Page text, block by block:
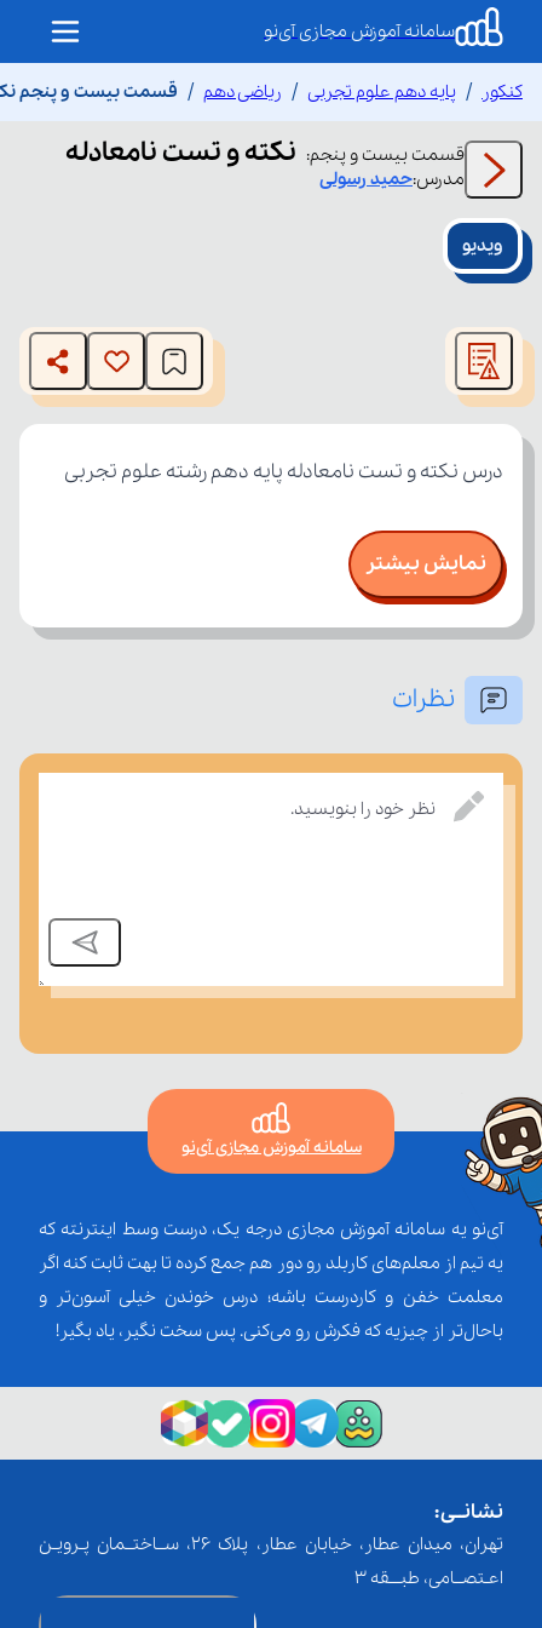
سامانه آموزش مجازی آی‌نو
کنکور پایه دهم علوم تجربی ریاضی دهم قسمت بیست و پنجم
قسمت بیست و پنجم: نکته و تست نامعادله
مدرس:حمید رسولی
ویدیو
modal
window.
The media could not be loaded, either because the server
or network failed or because the format is not supported.
درس نکته و تست نامعادله پایه دهم رشته علوم تجربی
نمایش بیشتر
نظرات
نظر خود را بنویسید.
سامانه آموزش مجازی آی‌نو
آی‌نو یه سامانه آموزش مجازی درجه یک، درست وسط اینترنته که
یه تیم از معلم‌‌های کاربلد رو دور هم جمع کرده تا بهت ثابت کنه اگر
معلمت خفن و کاردرست باشه؛ درس خوندن خیلی آسون‌تر و
باحال‌تر از چیزیه که فکرش رو می‌کنی. پس سخت نگیر، یاد بگیر!
نشانــی:
تهران، میدان عطار، خیابان عطار، پلاک 26، ســاختــمان پـرویـن
اعـتصــامی، طبـــقه 3